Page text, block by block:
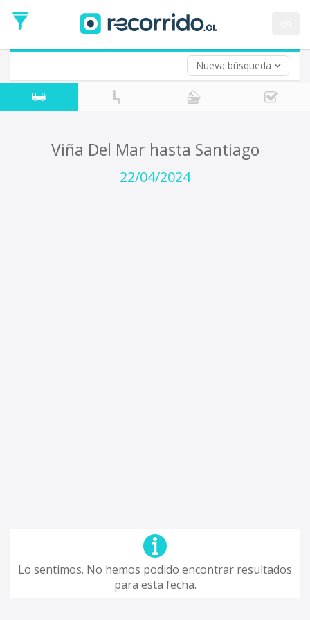
Nueva búsqueda
de
Ida
Vuelta (opcional)
Fecha
de
Viña Del Mar hasta Santiago
22/04/2024
Lo sentimos. No hemos podido encontrar resultados
para esta fecha.